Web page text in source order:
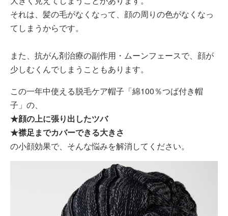
それは、髪の毛がなくなって、顔の周りの色がなくなっ
てしまうからです。
また、抗がん剤治療の副作用・ムーンフェースで、顔が
少しむくんでしまうこともあります。
この一年中使える脱毛ケア帽子「綿100％つば付き帽
子」の、
★顔の上に張り出したツバ
★襟足までカバーできる大きさ
の小顔効果で、そんな悩みを解消してください。